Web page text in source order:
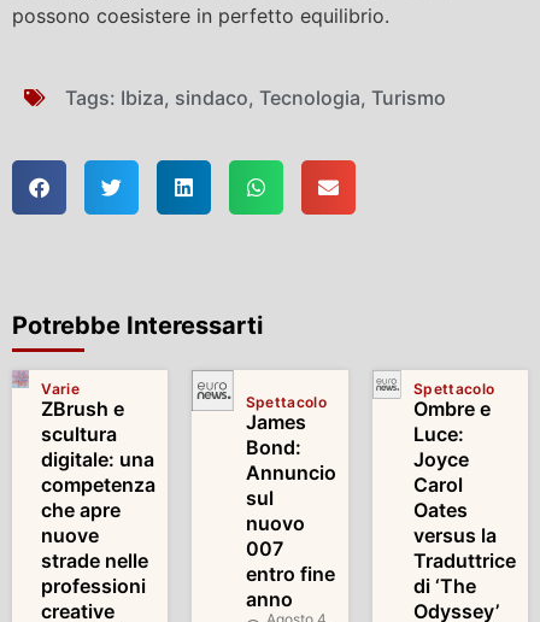
possono coesistere in perfetto equilibrio.
Tags: Ibiza, sindaco, Tecnologia, Turismo
Potrebbe Interessarti
Varie
ZBrush e
scultura
digitale: una
competenza
che apre
nuove
strade nelle
professioni
creative
Spettacolo
James
Bond:
Annuncio
sul
nuovo
007
entro fine
anno
Spettacolo
Ombre e
Luce:
Joyce
Carol
Oates
versus la
Traduttrice
di ‘The
Odyssey’